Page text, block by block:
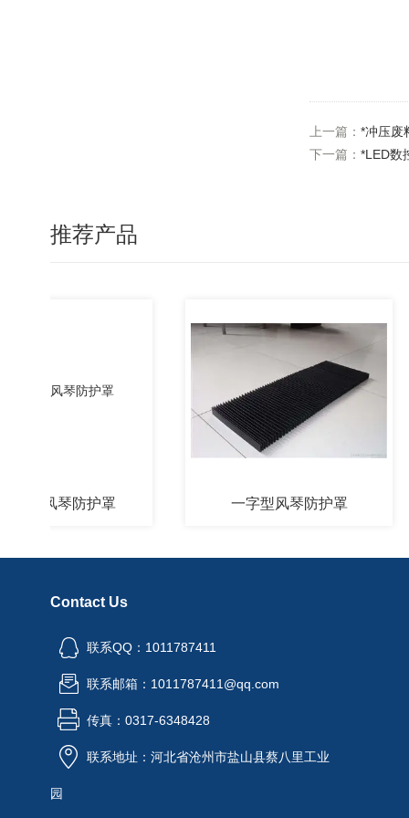
上一篇： *冲压废
下一篇： *LED数
推荐产品
风琴防护罩 一字型风琴防护罩
Contact Us
联系QQ：1011787411
联系邮箱：1011787411@qq.com
传真：0317-6348428
联系地址：河北省沧州市盐山县蔡八里工业
园